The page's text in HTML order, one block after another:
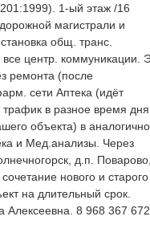
1-ый этаж /16
магистрали и
общ. транс.
центр. коммуникации.
ремонта (после
сети Аптека (идёт
в разное время
объекта) в
и Мед.анализы. Через
д.п.
нового и старого
на длительный срок.
Алексеевна. 8 968 367